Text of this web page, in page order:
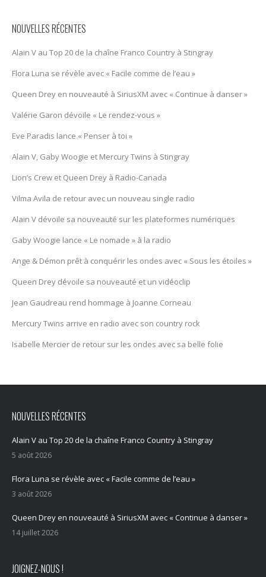
NOUVELLES RÉCENTES
Alain V au Top 20 de la chaîne Franco Country à Stingray
Flora Luna se révèle avec « Facile comme de l’eau »
Queen Drey en nouveauté à SiriusXM avec « Continue à danser »
Valérie Garon dévoile « Le rendez-vous »
Eve Paradis lance « Penser à toi »
Alain V, Gaby Woogie et Mercury Twïns à Stingray
Lion’s Crew et Queen Drey à Radio-Canada
Vilma Avila de retour avec un nouveau single radio
Alain V dévoile sa nouveauté sur les plateformes numériques
Gaby Woogie lance « Le nomade » à la radio
Ange & Démon prêt à conquérir les ondes avec « Sous les étoiles »
Queen Drey dévoile sa nouveauté et un vidéoclip
Jean Gaudreau rend hommage à Joanne Corneau
Mercury Twïns arrive en radio avec son country rock
Isabelle Mercier de retour sur les ondes avec sa belle folie
NOUVELLES RÉCENTES
Alain V au Top 20 de la chaîne Franco Country à Stingray
5 août 2026
Flora Luna se révèle avec « Facile comme de l’eau »
3 août 2026
Queen Drey en nouveauté à SiriusXM avec « Continue à danser »
14 juillet 2026
JOIGNEZ-NOUS !